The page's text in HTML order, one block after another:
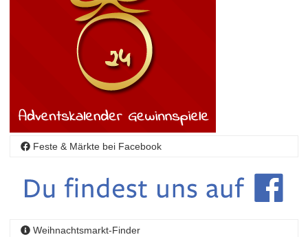
Feste & Märkte bei Facebook
Weihnachtsmarkt-Finder